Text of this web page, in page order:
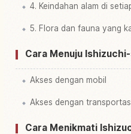
4. Keindahan alam di
5. Flora dan fauna yang
Cara Menuju
Akses dengan mobil
Akses dengan
Cara Menikmati